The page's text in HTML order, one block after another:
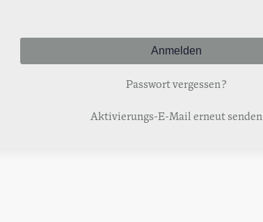
Passwort vergessen?
Aktivierungs-E-Mail erneut senden